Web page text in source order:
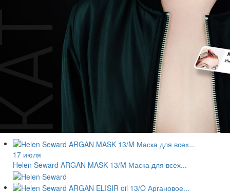
17 июля
Helen Seward ARGAN MASK 13/M Маска для всех...